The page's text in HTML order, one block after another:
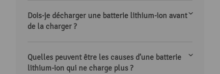
Dois-je décharger une batterie lithium-ion avant
de la charger ?
Quelles peuvent être les causes d’une batterie
lithium-ion qui ne charge plus ?